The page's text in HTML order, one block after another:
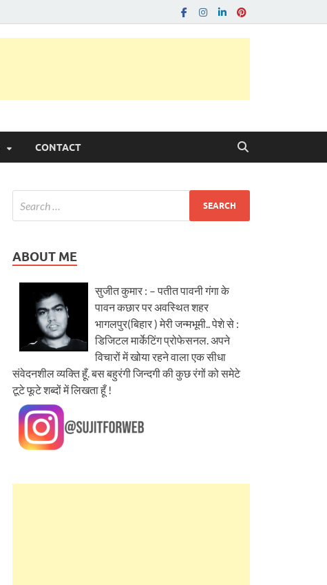
CONTACT
ABOUT ME
सुजीत कुमार : – पतीत पावनी गंगा के
पावन कछार पर अवस्थित शहर
भागलपुर(बिहार ) मेरी जन्मभूमी.. पेशे से :
डिजिटल मार्केटिंग प्रोफेसनल. अपने
विचारों में खोया रहने वाला एक सीधा
संवेदनशील व्यक्ति हूँ. बस बहुरंगी जिन्दगी की कुछ रंगों को समेटे
टूटे फूटे शब्दों में लिखता हूँ !